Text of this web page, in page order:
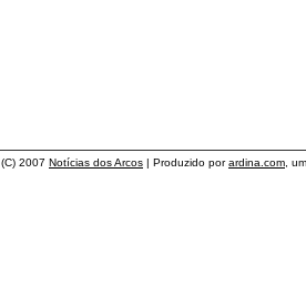
(C) 2007 Notícias dos Arcos | Produzido porardina.com ,